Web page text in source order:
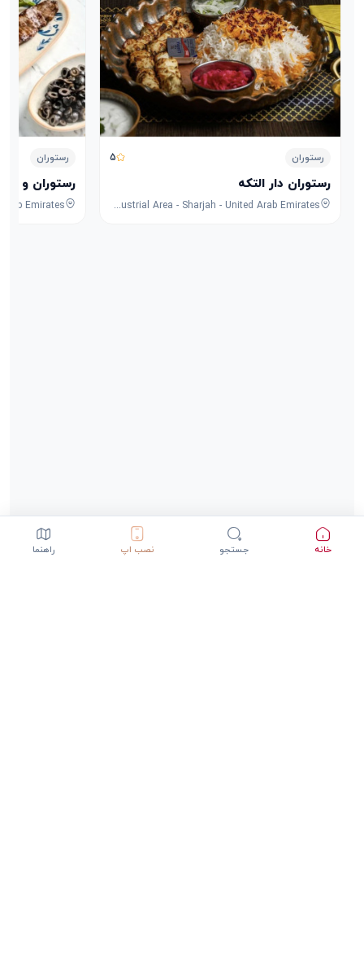
رستوران 5
رستوران دار التکه
8F53+FPG - University City Rd - Muwaileh Commercial - Industrial Area - Sharjah - United Arab Emirates
رستوران
رستوران و
خانه جستجو نصب اپ راهنما